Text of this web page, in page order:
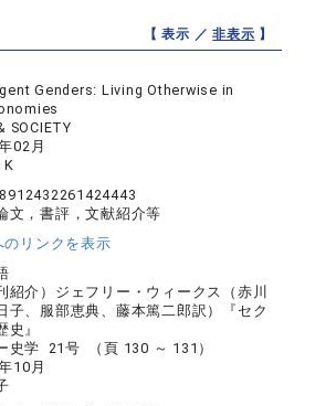
【 表示 ／非表示 】
Genders: Living Otherwise in
SOCIETY
02月
K
文，書評，文献紹介等
のリンクを表示
紹介）ジェフリー・ウィークス（赤川
子、服部恵典、藤本篤二郎訳）『セク
』
史学 21号 （頁 130 ～ 131）
10月